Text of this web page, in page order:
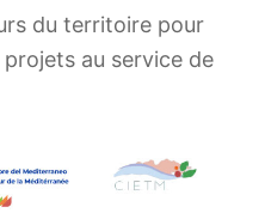
du territoire pour
au service de